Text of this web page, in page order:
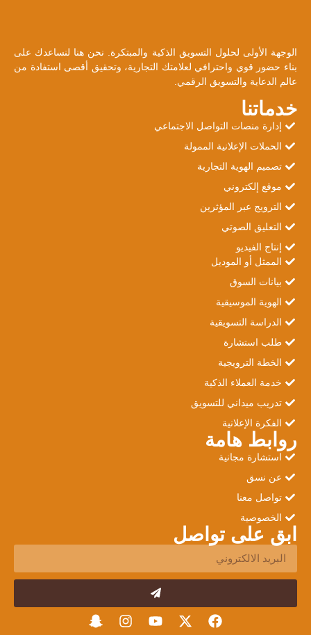
الوجهة الأولى لحلول التسويق الذكية والمبتكرة. نحن هنا لنساعدك على
بناء حضور قوي واحترافي لعلامتك التجارية، وتحقيق أقصى استفادة من
عالم الدعاية والتسويق الرقمي.
خدماتنا
إدارة منصات التواصل الاجتماعي
الحملات الإعلانية الممولة
تصميم الهوية التجارية
موقع إلكتروني
الترويج عبر المؤثرين
التعليق الصوتي
إنتاج الفيديو
الممثل أو الموديل
بيانات السوق
الهوية الموسيقية
الدراسة التسويقية
طلب استشارة
الخطة الترويجية
خدمة العملاء الذكية
تدريب ميداني للتسويق
الفكرة الإعلانية
روابط هامة
استشارة مجانية
عن نسق
تواصل معنا
الخصوصية
ابق على تواصل